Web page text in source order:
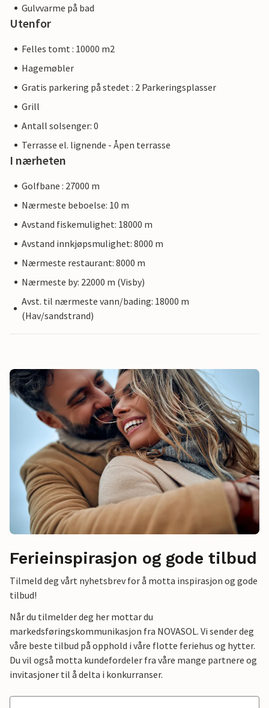
Gulvvarme på bad
Utenfor
Felles tomt : 10000 m2
Hagemøbler
Gratis parkering på stedet : 2 Parkeringsplasser
Grill
Antall solsenger: 0
Terrasse el. lignende - Åpen terrasse
I nærheten
Golfbane : 27000 m
Nærmeste beboelse: 10 m
Avstand fiskemulighet: 18000 m
Avstand innkjøpsmulighet: 8000 m
Nærmeste restaurant: 8000 m
Nærmeste by: 22000 m (Visby)
Avst. til nærmeste vann/bading: 18000 m
(Hav/sandstrand)
Ferieinspirasjon og gode tilbud
Tilmeld deg vårt nyhetsbrev for å motta inspirasjon og gode
tilbud!
Når du tilmelder deg her mottar du
markedsføringskommunikasjon fra NOVASOL. Vi sender deg
våre beste tilbud på opphold i våre flotte feriehus og hytter.
Du vil også motta kundefordeler fra våre mange partnere og
invitasjoner til å delta i konkurranser.